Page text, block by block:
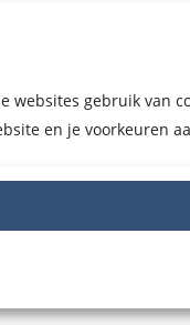
websites gebruik van
en je voorkeuren